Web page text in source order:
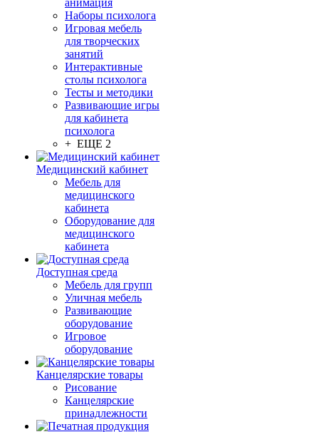
анимация
Наборы психолога
Игровая мебель
для творческих
занятий
Интерактивные
столы психолога
Тесты и методики
Развивающие игры
для кабинета
психолога
+ ЕЩЕ 2
Медицинский кабинет
Мебель для
медицинского
кабинета
Оборудование для
медицинского
кабинета
Доступная среда
Мебель для групп
Уличная мебель
Развивающие
оборудование
Игровое
оборудование
Канцелярские товары
Рисование
Канцелярские
принадлежности